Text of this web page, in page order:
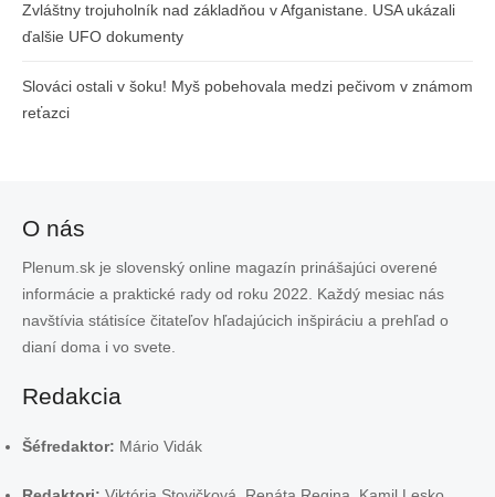
Zvláštny trojuholník nad základňou v Afganistane. USA ukázali
ďalšie UFO dokumenty
Slováci ostali v šoku! Myš pobehovala medzi pečivom v známom
reťazci
O nás
Plenum.sk je slovenský online magazín prinášajúci overené
informácie a praktické rady od roku 2022. Každý mesiac nás
navštívia státisíce čitateľov hľadajúcich inšpiráciu a prehľad o
dianí doma i vo svete.
Redakcia
Šéfredaktor: Mário Vidák